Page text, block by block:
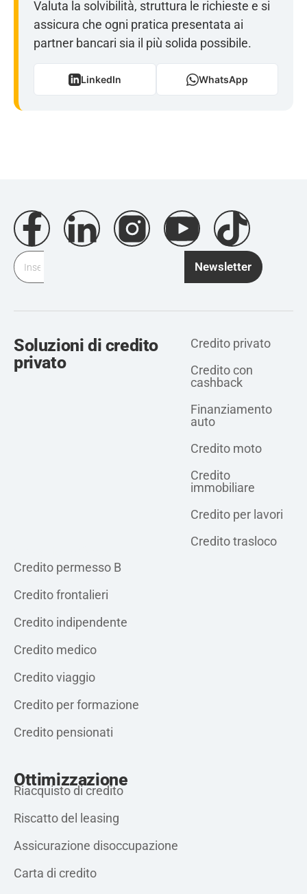
Valuta la solvibilità, struttura le richieste e si
assicura che ogni pratica presentata ai
partner bancari sia il più solida possibile.
LinkedIn WhatsApp
Newsletter
Soluzioni di credito
privato
Credito privato
Credito con
cashback
Finanziamento
auto
Credito moto
Credito
immobiliare
Credito per lavori
Credito trasloco
Credito permesso B
Credito frontalieri
Credito indipendente
Credito medico
Credito viaggio
Credito per formazione
Credito pensionati
Ottimizzazione
Riacquisto di credito
Riscatto del leasing
Assicurazione disoccupazione
Carta di credito